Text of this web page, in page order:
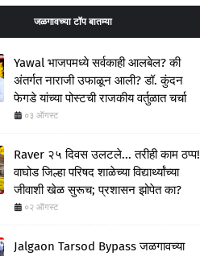
जळगावच्या टॉप बातम्या
Yawal भाजपमध्ये सर्वकाही आलबेल? की
अंतर्गत नाराजी उफाळून आली? डॉ. कुंदन
फेगडे यांच्या पोस्टची राजकीय वर्तुळात चर्चा
०३ ऑगस्ट
Raver २५ दिवस उलटले... तरीही काम ठप्प!
वाघोड जिल्हा परिषद शाळेच्या विद्यार्थ्यांच्या
जीवाशी खेळ सुरूच; प्रशासन झोपेत का?
०२ ऑगस्ट
Jalgaon Tarsod Bypass जळगावच्या